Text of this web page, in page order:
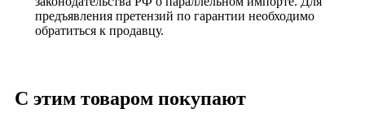
предъявления претензий по гарантии необходимо
обратиться к продавцу.
С этим товаром покупают